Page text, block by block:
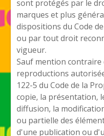
sont protégés par le
marques et plus
dispositions du Code
ou par tout droit
vigueur.
Sauf mention contraire
reproductions
122-5 du Code de la
copie, la présentation,
diffusion, la
ou partielle des
d'une publication ou